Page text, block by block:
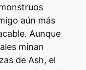
aún más
Aunque
minan
de Ash, el